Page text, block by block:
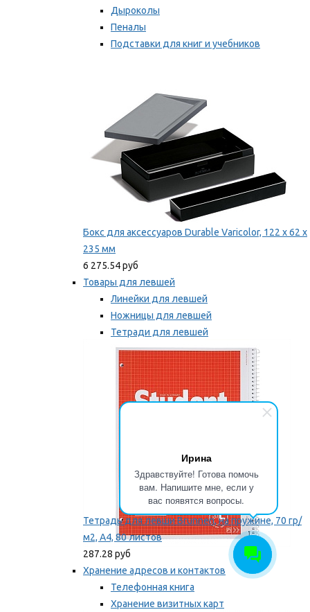
Ирина
Здравствуйте! Готова помочь
вам. Напишите мне, если у
вас появятся вопросы.
Дыроколы
Пеналы
Подставки для книг и учебников
Бокс для аксессуаров Durable Varicolor, 122 x 62 x
235 мм
6 275.54 руб
Товары для левшей
Линейки для левшей
Ножницы для левшей
Тетради для левшей
Точилки для левшей
Мы рекомендуем
Тетрадь для левши Brunnen, на пружине, 70 гр/
м2, А4, 80 листов
287.28 руб
Хранение адресов и контактов
Телефонная книга
Хранение визитных карт